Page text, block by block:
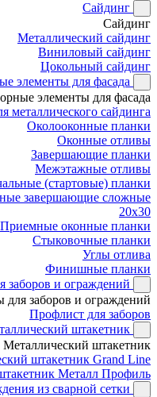
Сайдинг
Сайдинг
Металлический сайдинг
Виниловый сайдинг
Цокольный сайдинг
элементы для фасада
элементы для фасада
металлического сайдинга
Околооконные планки
Оконные отливы
Завершающие планки
Межэтажные отливы
(стартовые) планки
завершающие сложные
20x30
Приемные оконные планки
Стыковочные планки
Углы отлива
Финишные планки
заборов и ограждений
для заборов и ограждений
Профлист для заборов
штакетник
Металлический штакетник
штакетник Grand Line
Металл Профиль
из сварной сетки